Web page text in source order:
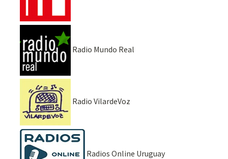
Radio Mundo Real
Radio VilardeVoz
Radios Online Uruguay